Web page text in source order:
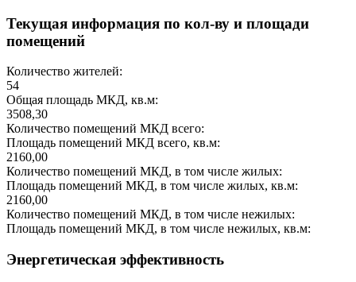
Текущая информация по кол-ву и площади
помещений
Количество жителей:
54
Общая площадь МКД, кв.м:
3508,30
Количество помещений МКД всего:
Площадь помещений МКД всего, кв.м:
2160,00
Количество помещений МКД, в том числе жилых:
Площадь помещений МКД, в том числе жилых, кв.м:
2160,00
Количество помещений МКД, в том числе нежилых:
Площадь помещений МКД, в том числе нежилых, кв.м:
Энергетическая эффективность